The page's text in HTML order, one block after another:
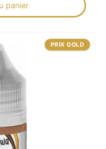
panier
PRIX GOLD